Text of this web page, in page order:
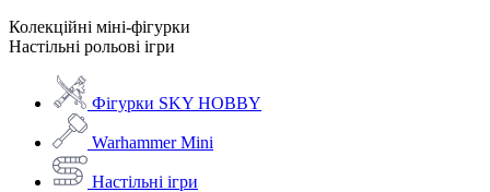
Колекційні міні-фігурки
Настільні рольові ігри
Фігурки SKY HOBBY
Warhammer Mini
Настільні ігри